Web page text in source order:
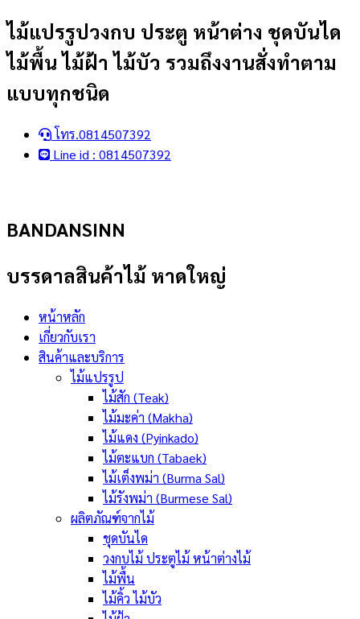
Skip
content
ไม้แปรรูปวงกบ ประตู หน้าต่าง ชุดบันได
ไม้พื้น ไม้ฝ้า ไม้บัว รวมถึงงานสั่งทำตาม
แบบทุกชนิด
โทร.0814507392
Line id : 0814507392
BANDANSINN
บรรดาลสินค้าไม้ หาดใหญ่
หน้าหลัก
เกี่ยวกับเรา
สินค้าและบริการ
ไม้แปรรูป
ไม้สัก (Teak)
ไม้มะค่า (Makha)
ไม้แดง (Pyinkado)
ไม้ตะแบก (Tabaek)
ไม้เต็งพม่า (Burma Sal)
ไม้รังพม่า (Burmese Sal)
ผลิตภัณฑ์จากไม้
ชุดบันได
วงกบไม้ ประตูไม้ หน้าต่างไม้
ไม้พื้น
ไม้คิ้ว ไม้บัว